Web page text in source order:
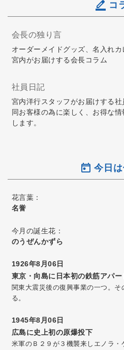
コ
会長の独り言
オーダーメイドグッズ、名入れカ
宮内がお届けする会長コラム
社員日記
宮内洋行スタッフがお届けする
同お客様の為に楽しく、お得な
します。
今日は
花言葉：
名誉
今月の誕生花：
のうぜんかずら
1926年8月06日
東京・向島に日本初の鉄筋アパー
関東大震災後の復興事業の一つ。そ
る。
1945年8月06日
広島に史上初の原爆投下
米軍のＢ２９が３機襲来しエノラ・